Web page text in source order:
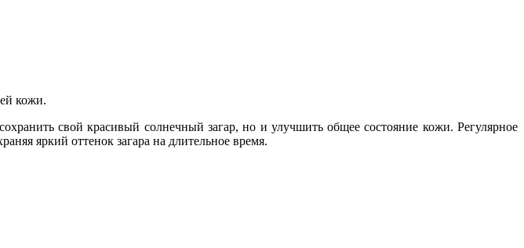
кожи.
свой красивый солнечный загар, но и улучшить общее состояние кожи. Регулярное
яркий оттенок загара на длительное время.